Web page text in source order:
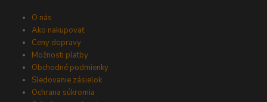
O nás
Ako nakupovať
Ceny dopravy
Možnosti platby
Obchodné podmienky
Sledovanie zásielok
Ochrana súkromia